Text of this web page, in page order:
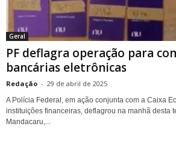
Geral
PF deflagra operação para
bancárias eletrônicas
Redação - 29 de abril de 2025
A Polícia Federal, em ação conjunta com a Caixa
instituições financeiras, deflagrou na manhã desta
Mandacaru,...